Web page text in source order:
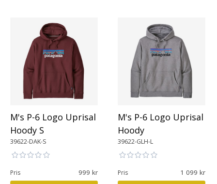
M's P-6 Logo Uprisal
Hoody S
39622-DAK-S
Pris 999
M's P-6 Logo Uprisal
Hoody
39622-GLH-L
Pris 1 099